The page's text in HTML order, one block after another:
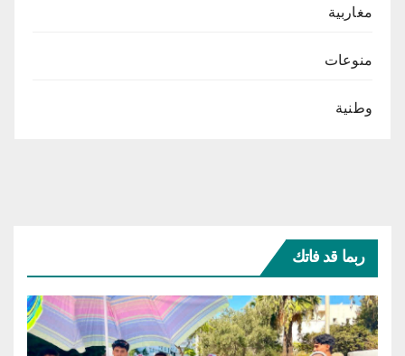
مغاربية
منوعات
وطنية
ربما قد فاتك